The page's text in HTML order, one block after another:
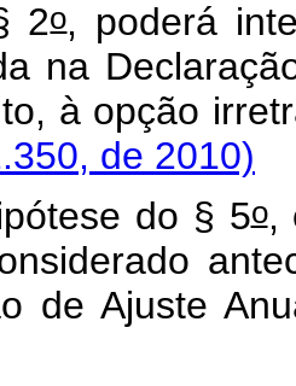
2o, poderá
na
à opção
de 2010)
do § 5o,
de Ajuste